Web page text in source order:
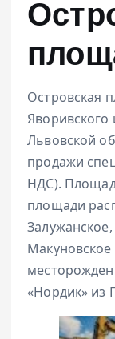
Островская
Львовской
продажи
НДС).
площади
Макуновское
«Нордик» из